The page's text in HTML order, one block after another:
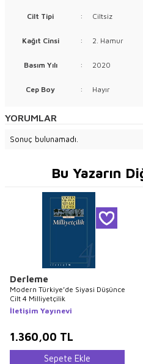
Cilt Tipi : Ciltsiz
Kağıt Cinsi : 2. Hamur
Basım Yılı : 2020
Cep Boy : Hayır
YORUMLAR
Sonuç bulunamadı.
Bu Yazarın
Derleme
Modern Türkiye’de Siyasi Düşünce
Cilt 4 Milliyetçilik
İletişim Yayınevi
1.360,00 TL
Sepete Ekle